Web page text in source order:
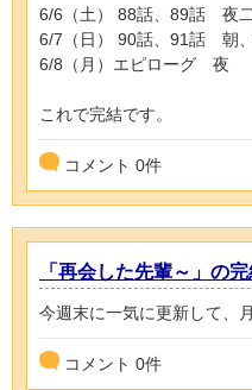
6/6（土） 88話、89話 夜
6/7（日） 90話、91話 朝
6/8（月）エピローグ 夜
これで完結です。
コメント 0件
「再会した先輩～」の完
今週末に一気に更新して、
コメント 0件